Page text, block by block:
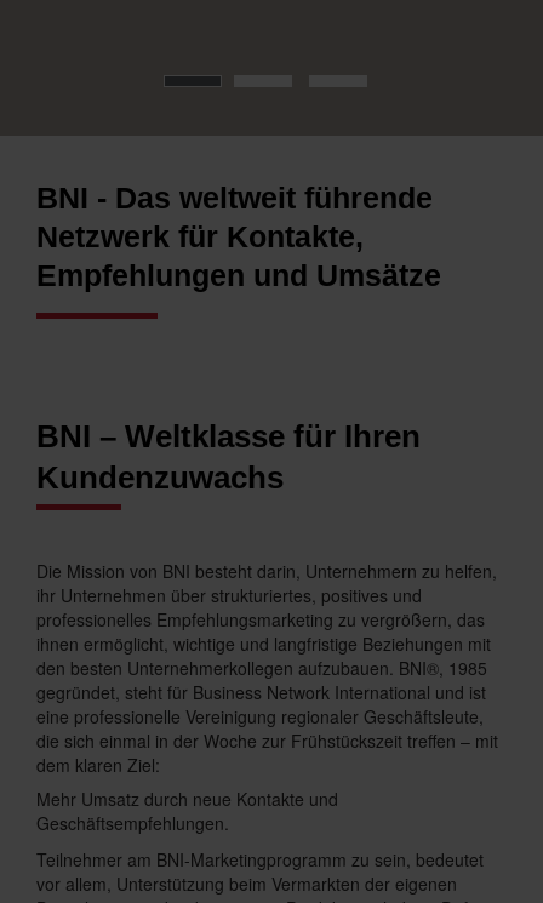
BNI - Das weltweit führende
Netzwerk für Kontakte,
Empfehlungen und Umsätze
BNI – Weltklasse für Ihren
Kundenzuwachs
Die Mission von BNI besteht darin, Unternehmern zu helfen,
ihr Unternehmen über strukturiertes, positives und
professionelles Empfehlungsmarketing zu vergrößern, das
ihnen ermöglicht, wichtige und langfristige Beziehungen mit
den besten Unternehmerkollegen aufzubauen. BNI®, 1985
gegründet, steht für Business Network International und ist
eine professionelle Vereinigung regionaler Geschäftsleute,
die sich einmal in der Woche zur Frühstückszeit treffen – mit
dem klaren Ziel:
Mehr Umsatz durch neue Kontakte und
Geschäftsempfehlungen.
Teilnehmer am BNI-Marketingprogramm zu sein, bedeutet
vor allem, Unterstützung beim Vermarkten der eigenen